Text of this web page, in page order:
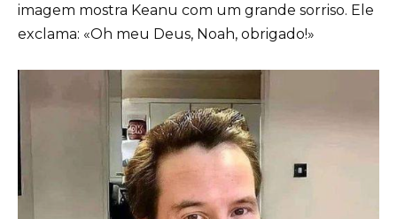
imagem mostra Keanu com um grande sorriso. Ele
exclama: «Oh meu Deus, Noah, obrigado!»